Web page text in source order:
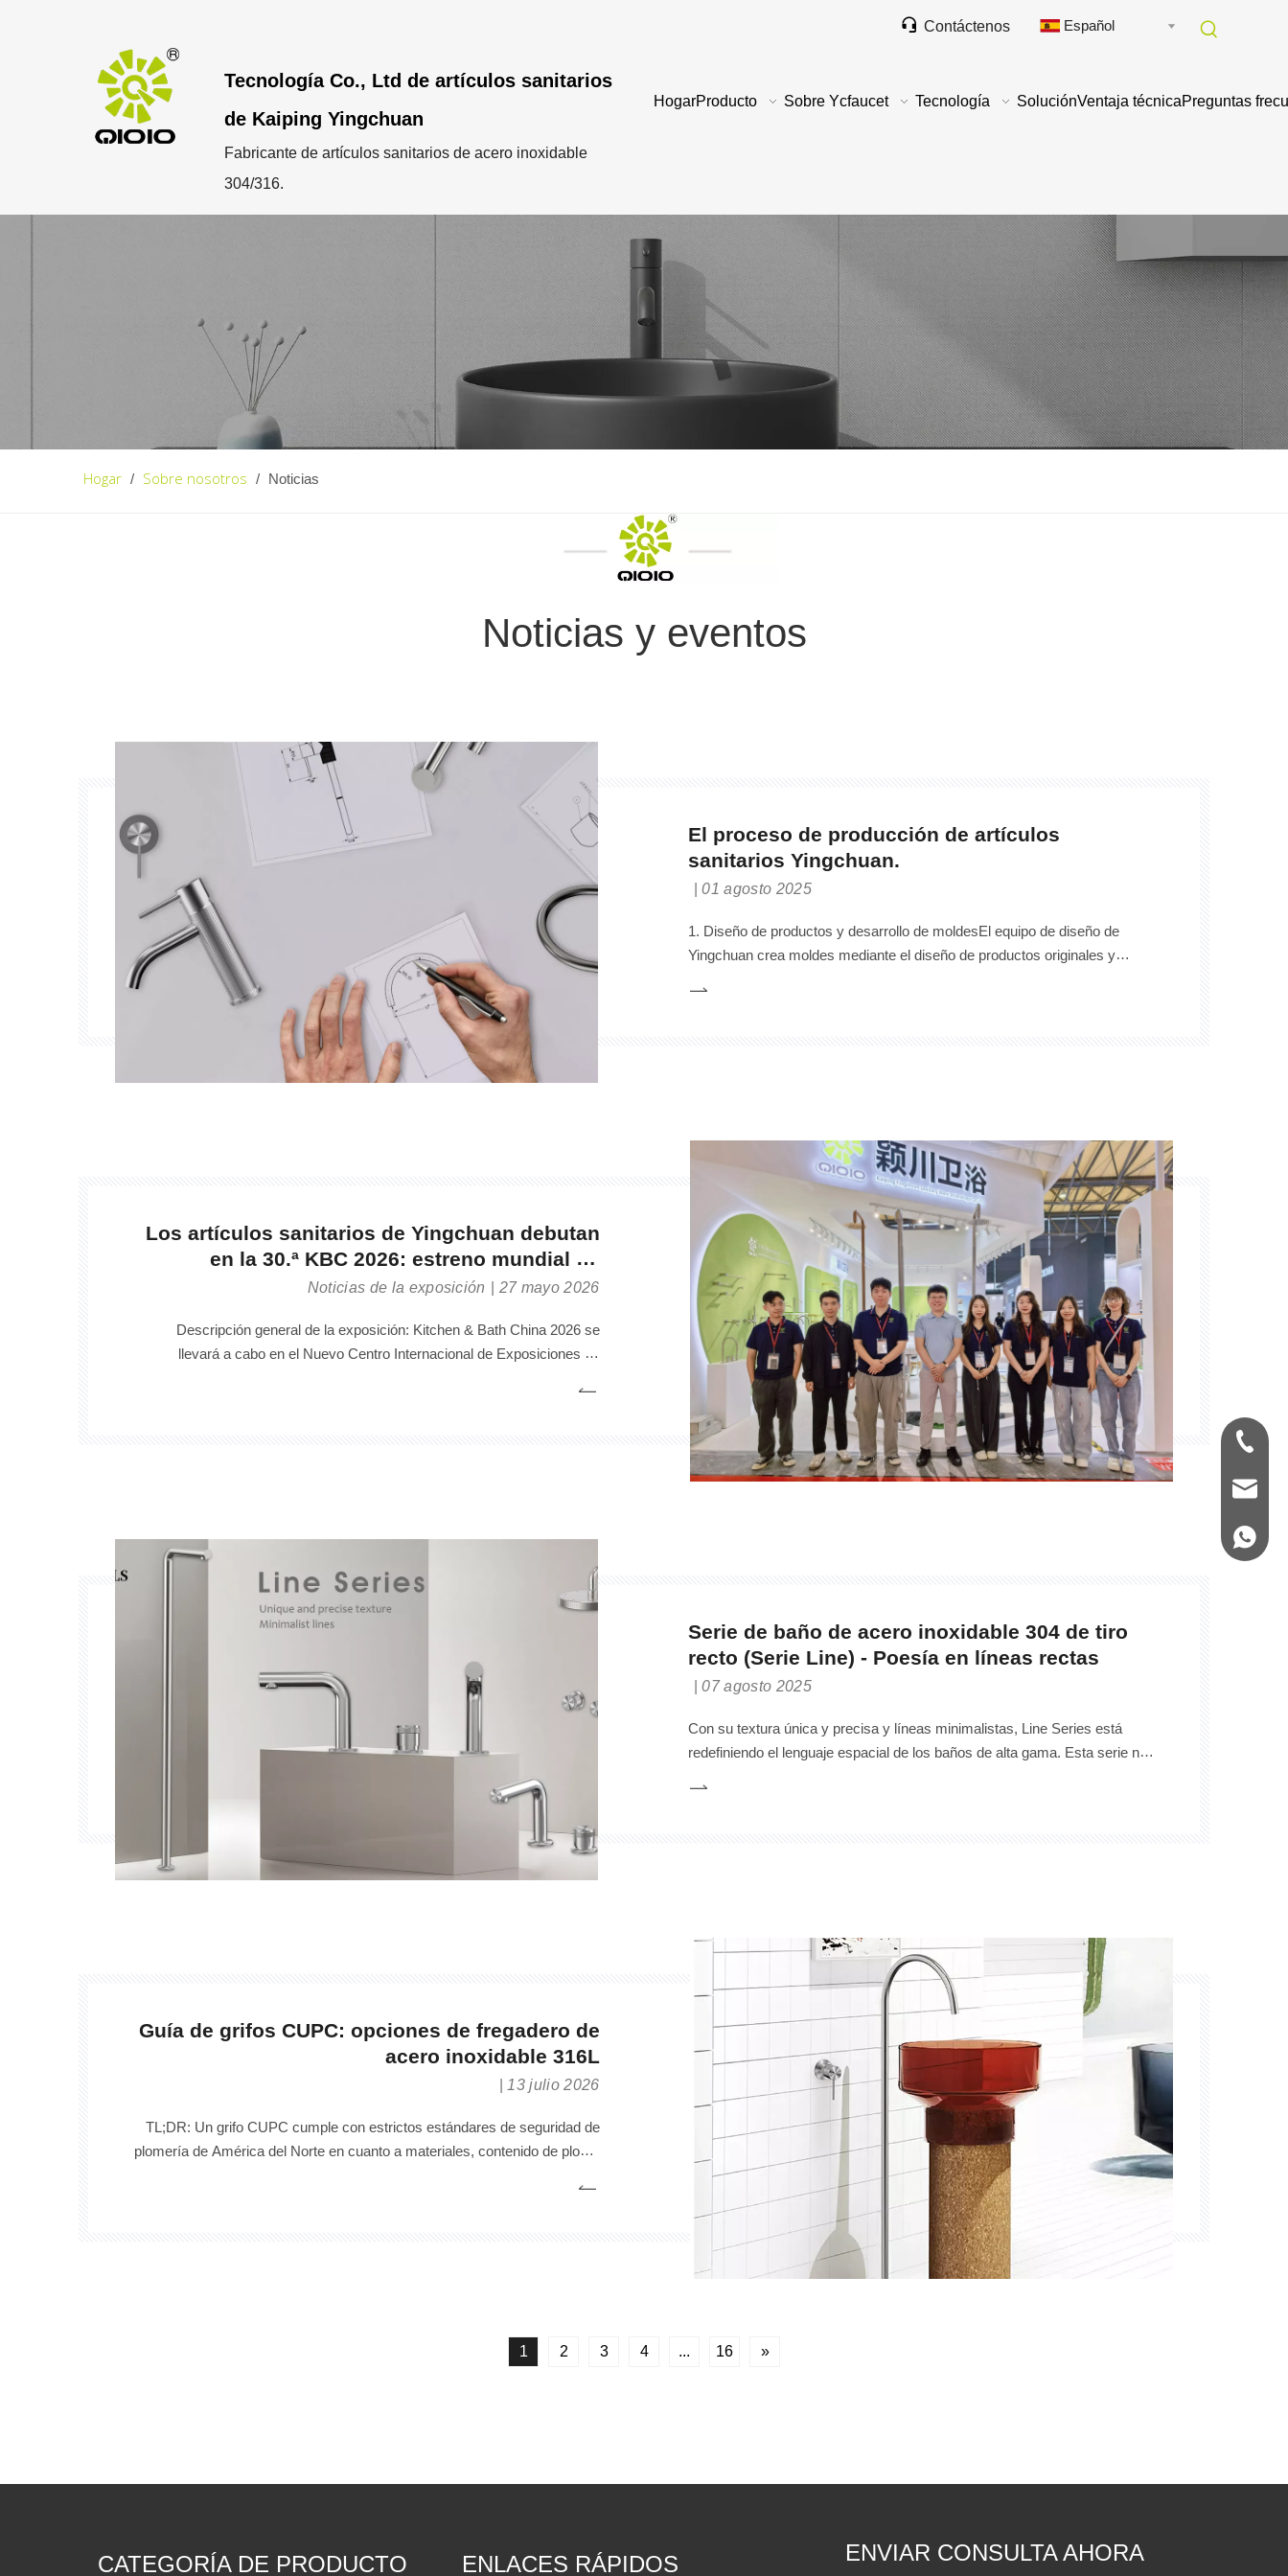
 Contáctenos Español
Tecnología Co., Ltd de artículos sanitarios
de Kaiping Yingchuan
Fabricante de artículos sanitarios de acero inoxidable
304/316.
HogarProducto Sobre Ycfaucet Tecnología SoluciónVentaja técnicaPreguntas
Hogar / Sobre nosotros / Noticias
Noticias y eventos
El proceso de producción de artículos
sanitarios Yingchuan.
01 agosto 2025
1. Diseño de productos y desarrollo de moldesEl equipo de diseño de
Yingchuan crea moldes mediante el diseño de productos originales y
Los artículos sanitarios de Yingchuan debutan
en la 30.ª KBC 2026: estreno mundial de
artículos sanitarios de acero inoxidable, stand
Noticias de la exposición 27 mayo 2026
Descripción general de la exposición: Kitchen & Bath China 2026 se
llevará a cabo en el Nuevo Centro Internacional de Exposiciones de
Serie de baño de acero inoxidable 304 de tiro
recto (Serie Line) - Poesía en líneas rectas
07 agosto 2025
Con su textura única y precisa y líneas minimalistas, Line Series está
redefiniendo el lenguaje espacial de los baños de alta gama. Esta serie no
Guía de grifos CUPC: opciones de fregadero de
acero inoxidable 316L
13 julio 2026
TL;DR: Un grifo CUPC cumple con estrictos estándares de seguridad de
plomería de América del Norte en cuanto a materiales, contenido de plomo
1 2 3 4 ... 16 »
CATEGORÍA DE PRODUCTO ENLACES RÁPIDOS
+86-
+86-
ENVIAR CONSULTA AHORA